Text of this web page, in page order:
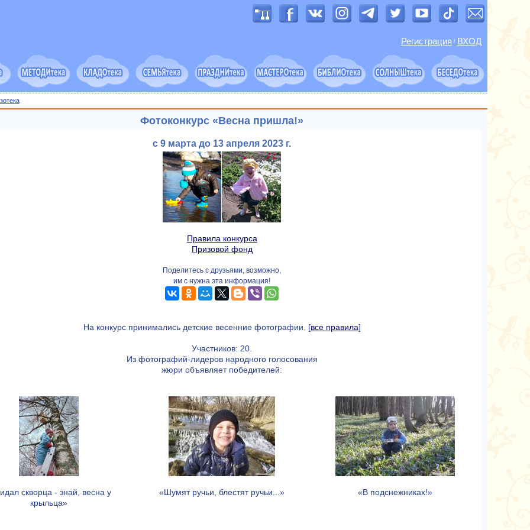
Регистрация / ВХОД
Фотоконкурс «Весна пришла!»
с 9 марта до 13 апреля 2023 г.
Правила конкурса
Призовой фонд
Поделитесь с друзьями, возможно,
им с нужна эта информация!
На конкурс принимались детские весенние фотографии. [все правила]
Участников: 20.
Из фотографий-лидеров народного голосования
жюри объявляет победителей:
скворца - знай, весна у
крыльца»
«Шумят ручьи, блестят ручьи...» «В подснежниках!»